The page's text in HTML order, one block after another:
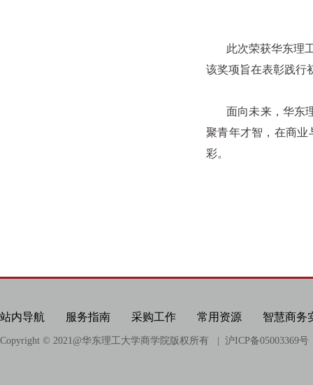
此次荣获华东理
该奖项旨在表彰践行
面向未来，华东理
聚青年才智，在商业
彩。
站内导航 服务指南 采购工作 常用资源 智慧商务
Copyright © 2021@华东理工大学商学院版权所有 | 沪ICP备05003369号